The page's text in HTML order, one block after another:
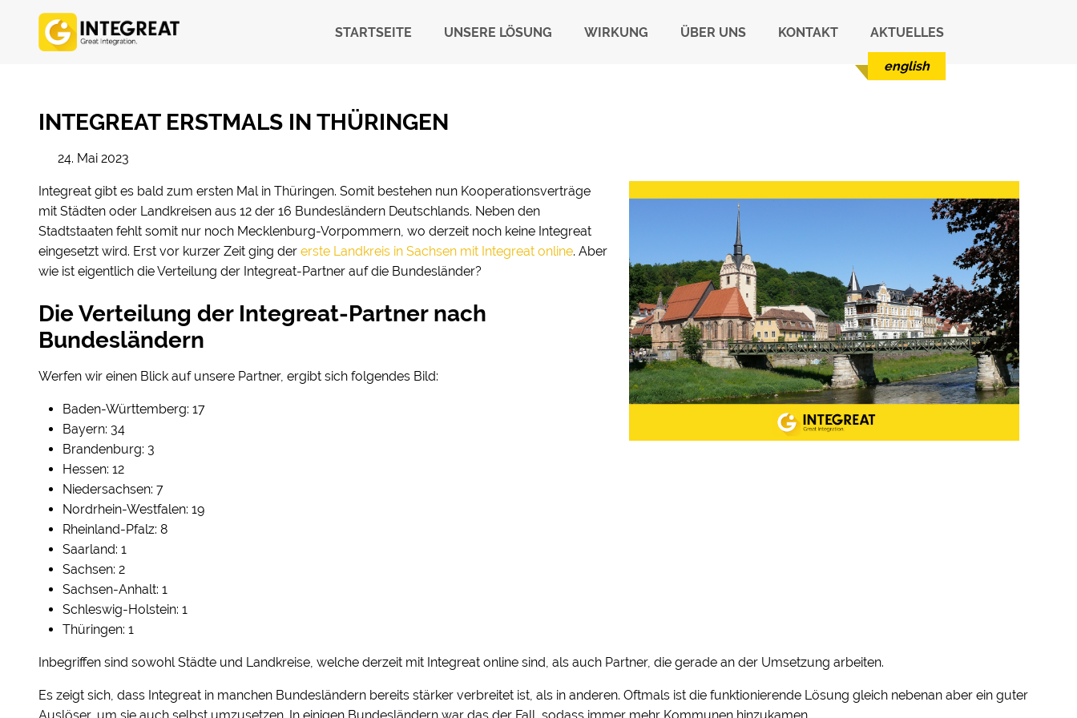
STARTSEITE UNSERE LÖSUNG WIRKUNG ÜBER UNS KONTAKT AKTUELLES
english
INTEGREAT ERSTMALS IN THÜRINGEN
24. Mai 2023
Integreat gibt es bald zum ersten Mal in Thüringen. Somit bestehen nun Kooperationsverträge
mit Städten oder Landkreisen aus 12 der 16 Bundesländern Deutschlands. Neben den
Stadtstaaten fehlt somit nur noch Mecklenburg-Vorpommern, wo derzeit noch keine Integreat
eingesetzt wird. Erst vor kurzer Zeit ging der erste Landkreis in Sachsen mit Integreat online. Aber
wie ist eigentlich die Verteilung der Integreat-Partner auf die Bundesländer?
Die Verteilung der Integreat-Partner nach
Bundesländern
Werfen wir einen Blick auf unsere Partner, ergibt sich folgendes Bild:
Baden-Württemberg: 17
Bayern: 34
Brandenburg: 3
Hessen: 12
Niedersachsen: 7
Nordrhein-Westfalen: 19
Rheinland-Pfalz: 8
Saarland: 1
Sachsen: 2
Sachsen-Anhalt: 1
Schleswig-Holstein: 1
Thüringen: 1
Inbegriffen sind sowohl Städte und Landkreise, welche derzeit mit Integreat online sind, als auch Partner, die gerade an der Umsetzung arbeiten.
Es zeigt sich, dass Integreat in manchen Bundesländern bereits stärker verbreitet ist, als in anderen. Oftmals ist die funktionierende Lösung gleich nebenan aber ein guter